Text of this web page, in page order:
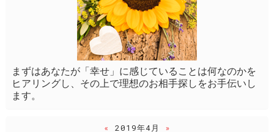
まずはあなたが「幸せ」に感じていることは何なのかを
ヒアリングし、その上で理想のお相手探しをお手伝いし
ます。
« 2019年4月
»